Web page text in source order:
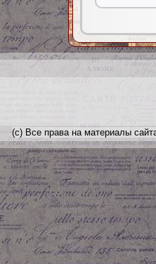
(с) Все права на материалы